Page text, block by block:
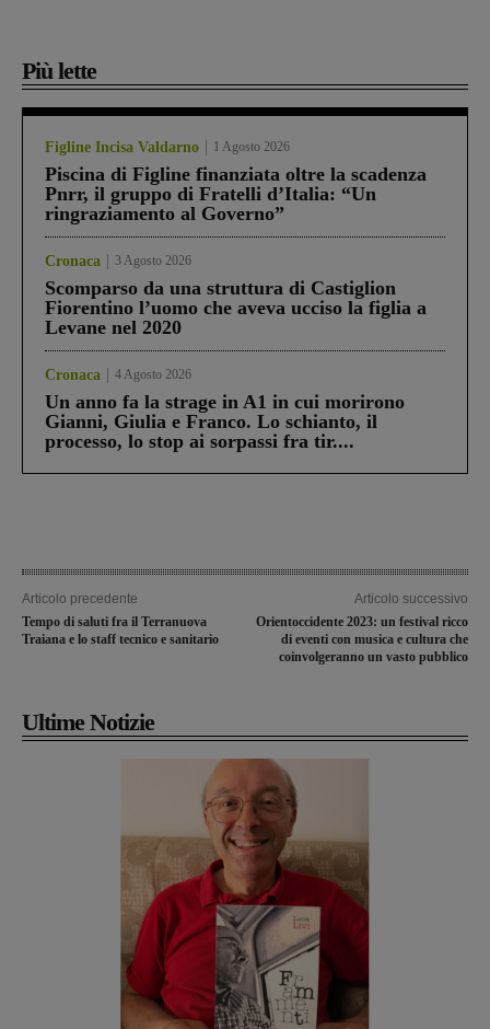
Più lette
Figline Incisa Valdarno 1 Agosto 2026
Piscina di Figline finanziata oltre la scadenza
Pnrr, il gruppo di Fratelli d’Italia: “Un
ringraziamento al Governo”
Cronaca 3 Agosto 2026
Scomparso da una struttura di Castiglion
Fiorentino l’uomo che aveva ucciso la figlia a
Levane nel 2020
Cronaca 4 Agosto 2026
Un anno fa la strage in A1 in cui morirono
Gianni, Giulia e Franco. Lo schianto, il
processo, lo stop ai sorpassi fra tir....
Articolo precedente
Tempo di saluti fra il Terranuova
Traiana e lo staff tecnico e sanitario
Articolo successivo
Orientoccidente 2023: un festival ricco
di eventi con musica e cultura che
coinvolgeranno un vasto pubblico
Ultime Notizie